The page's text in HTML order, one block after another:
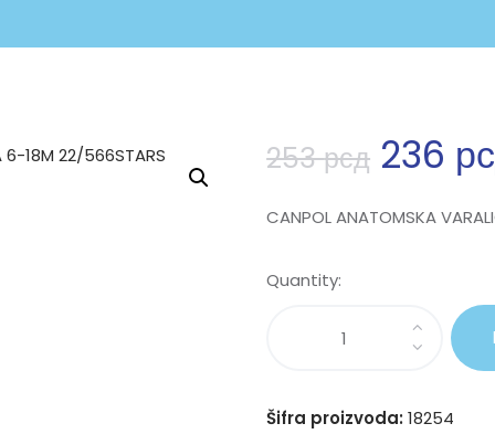
253рсд 236
CANPOL ANATOMSKA
Quantity:
Šifra proizvoda:18254